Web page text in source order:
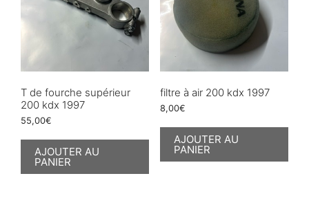
T de fourche supérieur
200 kdx 1997
55,00€
AJOUTER AU
PANIER
filtre à air 200 kdx 1997
8,00€
AJOUTER AU
PANIER